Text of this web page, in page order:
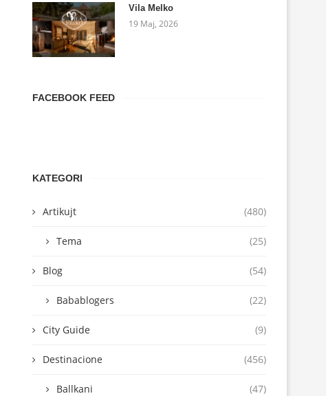
Vila Melko
19 Maj, 2026
FACEBOOK FEED
KATEGORI
Artikujt (480)
Tema (25)
Blog (54)
Babablogers (22)
City Guide (9)
Destinacione (456)
Ballkani (47)